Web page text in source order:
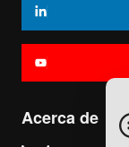
Acerca de